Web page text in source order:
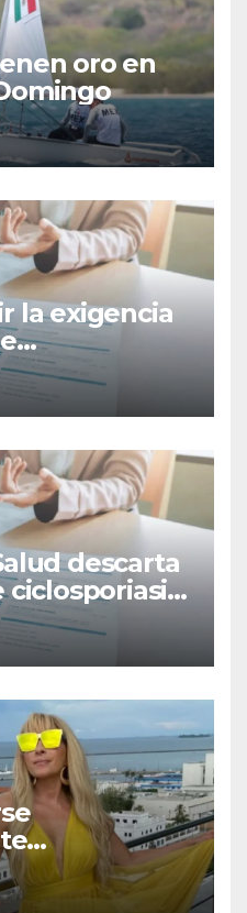
oro en
la exigencia
para
en México
descarta
tranquilidad
su estatua
Veracruz